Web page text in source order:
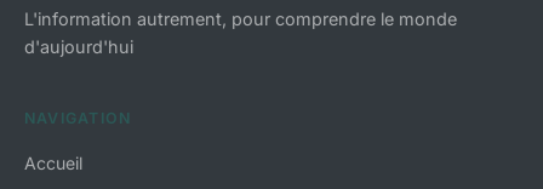
L'information autrement, pour comprendre le monde
d'aujourd'hui
NAVIGATION
Accueil